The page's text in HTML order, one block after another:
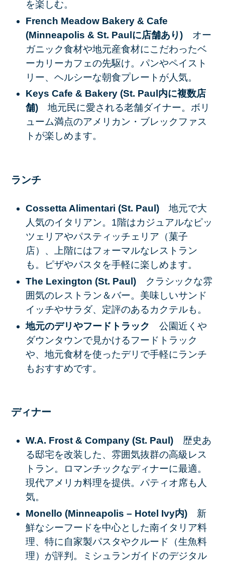
を楽しむ。
French Meadow Bakery & Cafe
(Minneapolis & St. Paulに店舗あり) オー
ガニック食材や地元産食材にこだわったベ
ーカリーカフェの先駆け。パンやペイスト
リー、ヘルシーな朝食プレートが人気。
Keys Cafe & Bakery (St. Paul内に複数店
舗) 地元民に愛される老舗ダイナー。ボリ
ューム満点のアメリカン・ブレックファス
トが楽しめます。
ランチ
Cossetta Alimentari (St. Paul) 地元で大
人気のイタリアン。1階はカジュアルなピッ
ツェリアやパスティッチェリア（菓子
店）、上階にはフォーマルなレストラン
も。ピザやパスタを手軽に楽しめます。
The Lexington (St. Paul)
クラシックな雰
囲気のレストラン＆バー。美味しいサンド
イッチやサラダ、定評のあるカクテルも。
地元のデリやフードトラック 公園近くや
ダウンタウンで見かけるフードトラック
や、地元食材を使ったデリで手軽にランチ
もおすすめです。
ディナー
W.A. Frost & Company (St. Paul) 歴史あ
る邸宅を改装した、雰囲気抜群の高級レス
トラン。ロマンチックなディナーに最適。
現代アメリカ料理を提供。パティオ席も人
気。
Monello (Minneapolis – Hotel Ivy内) 新
鮮なシーフードを中心とした南イタリア料
理、特に自家製パスタやクルード（生魚料
理）が評判。ミシュランガイドのデジタル